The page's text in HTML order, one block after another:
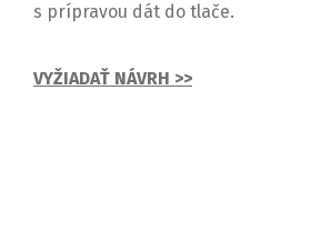
s prípravou dát do tlače.
VYŽIADAŤ NÁVRH >>